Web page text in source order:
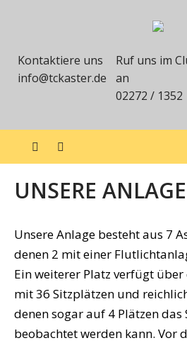
Kontaktiere uns
info@tckaster.de
Ruf uns im
an
02272 / 1352
UNSERE ANLAGE
Unsere Anlage besteht aus 7
denen 2 mit einer
Ein weiterer Platz verfügt
mit 36 Sitzplätzen und
denen sogar auf 4 Plätzen das
beobachtet werden kann. Vor